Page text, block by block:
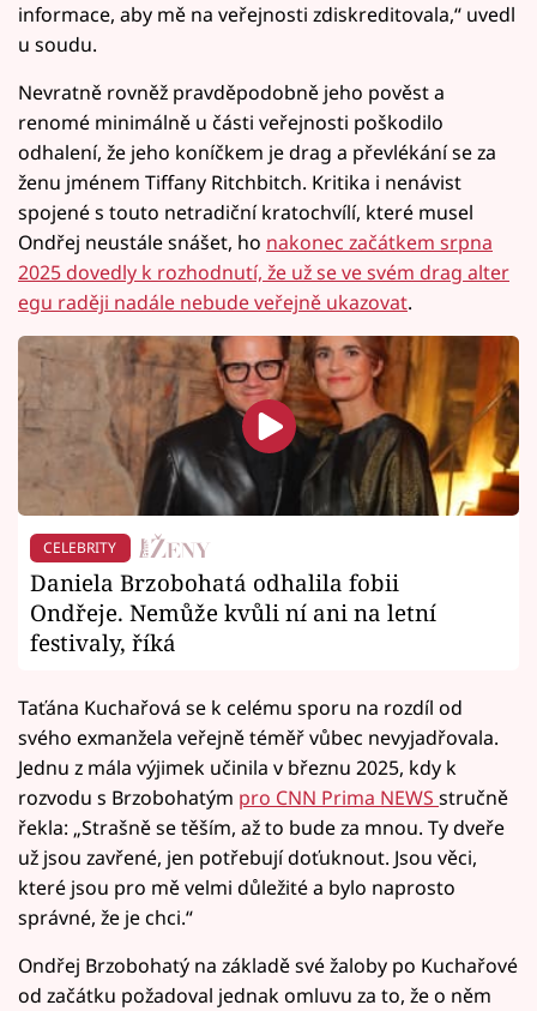
informace, aby mě na veřejnosti zdiskreditovala,“ uvedl
u soudu.
Nevratně rovněž pravděpodobně jeho pověst a
renomé minimálně u části veřejnosti poškodilo
odhalení, že jeho koníčkem je drag a převlékání se za
ženu jménem Tiffany Ritchbitch. Kritika i nenávist
spojené s touto netradiční kratochvílí, které musel
Ondřej neustále snášet, ho nakonec začátkem srpna
2025 dovedly k rozhodnutí, že už se ve svém drag alter
egu raději nadále nebude veřejně ukazovat.
CELEBRITY
Daniela Brzobohatá odhalila fobii
Ondřeje. Nemůže kvůli ní ani na letní
festivaly, říká
Taťána Kuchařová se k celému sporu na rozdíl od
svého exmanžela veřejně téměř vůbec nevyjadřovala.
Jednu z mála výjimek učinila v březnu 2025, kdy k
rozvodu s Brzobohatým pro CNN Prima NEWS stručně
řekla: „Strašně se těším, až to bude za mnou. Ty dveře
už jsou zavřené, jen potřebují doťuknout. Jsou věci,
které jsou pro mě velmi důležité a bylo naprosto
správné, že je chci.“
Ondřej Brzobohatý na základě své žaloby po Kuchařové
od začátku požadoval jednak omluvu za to, že o něm